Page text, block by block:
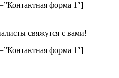
форма 1″]
свяжутся с вами!
форма 1″]